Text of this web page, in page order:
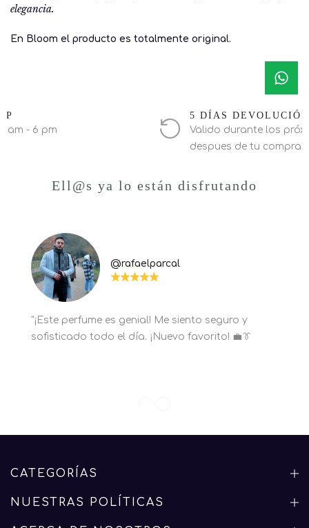
elegancia.
En Bloom el producto es totalmente original.
am - 6 pm
5 DÍAS DEVOLUCIÓN
Valido durante los
despues de tu compra
Ell@s ya lo están disfrutando
@rafaelparcal
"¡Este perfume es genial! Me siento seguro y
sofisticado todo el día. ¡Nuevo favorito! 💼👔
CATEGORÍAS
NUESTRAS POLÍTICAS